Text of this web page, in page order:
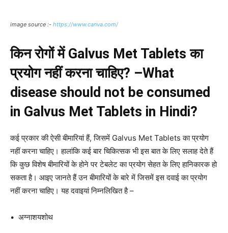
image source :- https://www.canva.com/
किन रोगों में Galvus Met Tablets का
प्रयोग नहीं करना चाहिए? –What
disease should not be consumed
in Galvus Met Tablets in Hindi?
कई प्रकार की ऐसी बीमारियां हैं, जिसमें Galvus Met Tablets का प्रयोग
नहीं करना चाहिए। हालांकि कई बार चिकित्सक भी इस बात के लिए सलाह देते हैं
कि कुछ विशेष बीमारियों के होने पर टेबलेट का प्रयोग सेहत के लिए हानिकारक हो
सकता है। आइए जानते हैं उन बीमारियों के बारे में जिसमें इस दवाई का प्रयोग
नहीं करना चाहिए। यह दवाइयां निम्नलिखित है –
• अग्नाशयशोथ